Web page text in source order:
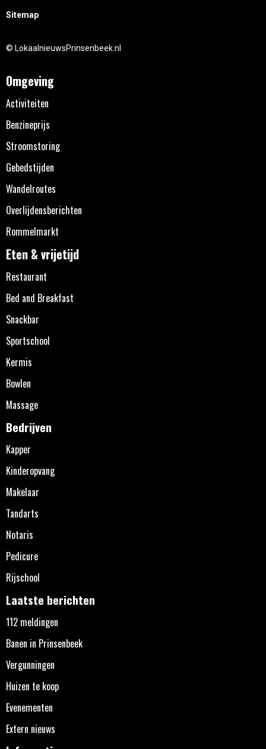
Sitemap
© LokaalnieuwsPrinsenbeek.nl
Omgeving
Activiteiten
Benzineprijs
Stroomstoring
Gebedstijden
Wandelroutes
Overlijdensberichten
Rommelmarkt
Eten & vrijetijd
Restaurant
Bed and Breakfast
Snackbar
Sportschool
Kermis
Bowlen
Massage
Bedrijven
Kapper
Kinderopvang
Makelaar
Tandarts
Notaris
Pedicure
Rijschool
Laatste berichten
112 meldingen
Banen in Prinsenbeek
Vergunningen
Huizen te koop
Evenementen
Extern nieuws